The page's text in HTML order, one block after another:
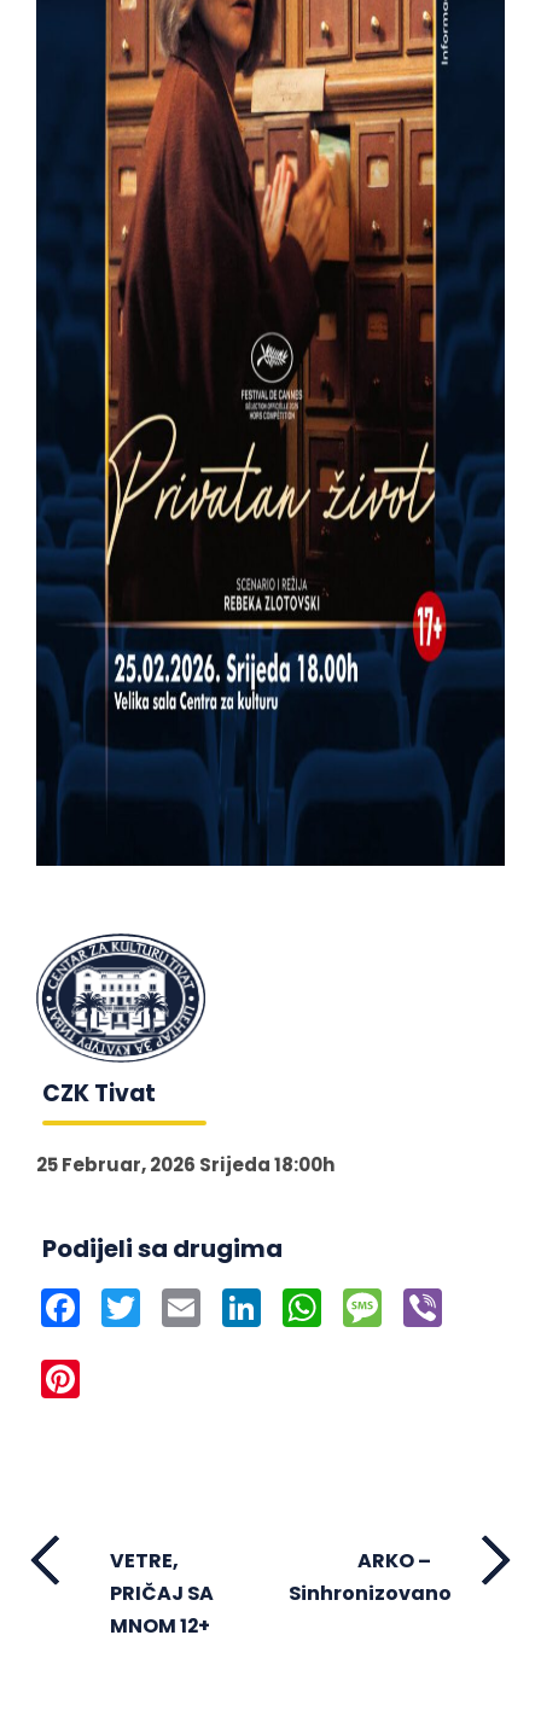
CZK Tivat
25 Februar, 2026 Srijeda 18:00h
Podijeli sa drugima
Facebook
Twitter Email LinkedInWhatsApp
Message
VETRE,
PRIČAJ SA
MNOM 12+
ARKO –
Sinhronizovano